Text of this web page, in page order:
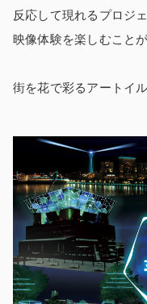
反応して現れるプロジ
映像体験を楽しむことが
街を花で彩るアートイ